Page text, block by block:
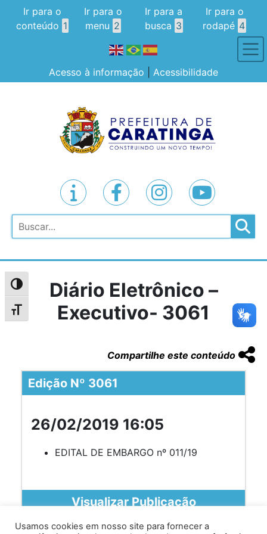
Alternar alto contraste
Alternar tamanho da fonte
Ir para o
conteúdo 1
Ir para o
menu 2
Ir para a
busca 3
Ir para o
rodapé 4
Acesso à informação Acessibilidade
Pesquisar
Diário Eletrônico –
Executivo- 3061
Compartilhe este conteúdo
Edição Nº 3061
26/02/2019 16:05
EDITAL DE EMBARGO nº 011/19
Visualizar Publicação
Usamos cookies em nosso site para fornecer a